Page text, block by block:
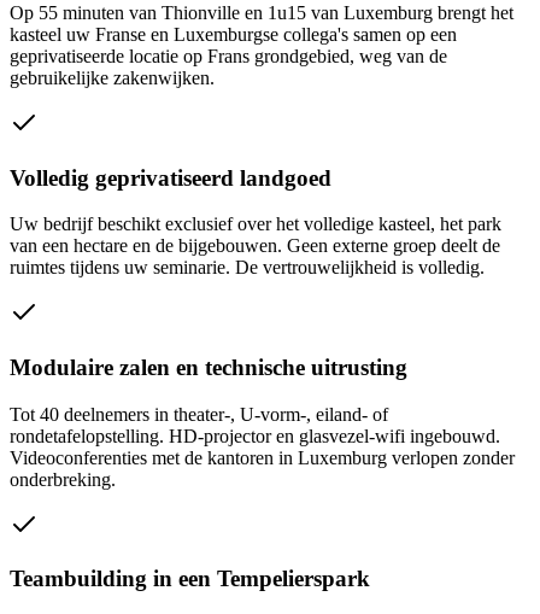
Op 55 minuten van Thionville en 1u15 van Luxemburg brengt het
kasteel uw Franse en Luxemburgse collega's samen op een
geprivatiseerde locatie op Frans grondgebied, weg van de
gebruikelijke zakenwijken.
Volledig geprivatiseerd landgoed
Uw bedrijf beschikt exclusief over het volledige kasteel, het park
van een hectare en de bijgebouwen. Geen externe groep deelt de
ruimtes tijdens uw seminarie. De vertrouwelijkheid is volledig.
Modulaire zalen en technische uitrusting
Tot 40 deelnemers in theater-, U-vorm-, eiland- of
rondetafelopstelling. HD-projector en glasvezel-wifi ingebouwd.
Videoconferenties met de kantoren in Luxemburg verlopen zonder
onderbreking.
Teambuilding in een Tempelierspark